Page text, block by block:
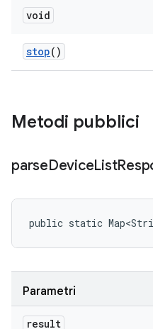
void
stop()
Metodi pubblici
parseDeviceList
public static
Parametri
result